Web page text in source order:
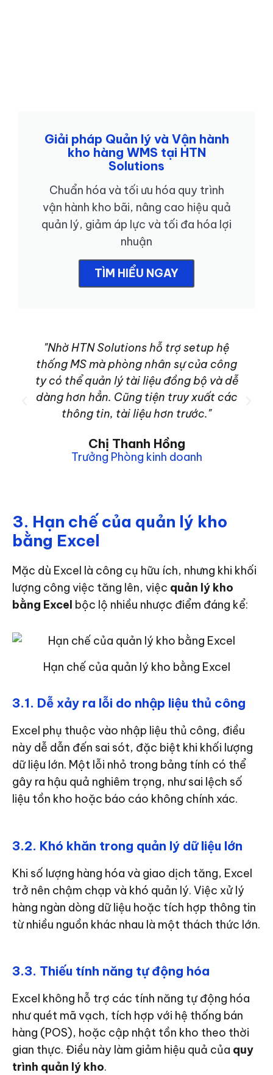
Giải pháp Quản lý và Vận hành
kho hàng WMS tại HTN
Solutions
Chuẩn hóa và tối ưu hóa quy trình
vận hành kho bãi, nâng cao hiệu quả
quản lý, giảm áp lực và tối đa hóa lợi
nhuận
TÌM HIỂU NGAY
"Nhờ HTN Solutions hỗ trợ setup hệ
thống MS mà phòng nhân sự của công
ty có thể quản lý tài liệu đồng bộ và dễ
dàng hơn hẳn. Cũng tiện truy xuất các
thông tin, tài liệu hơn trước."
Chị Thanh Hồng
Trưởng Phòng kinh doanh
Previous
3. Hạn chế của quản lý kho
bằng Excel
Mặc dù Excel là công cụ hữu ích, nhưng khi khối
lượng công việc tăng lên, việc quản lý kho
bằng Excel bộc lộ nhiều nhược điểm đáng kể:
Hạn chế của quản lý kho bằng Excel
3.1. Dễ xảy ra lỗi do nhập liệu thủ công
Excel phụ thuộc vào nhập liệu thủ công, điều
này dễ dẫn đến sai sót, đặc biệt khi khối lượng
dữ liệu lớn. Một lỗi nhỏ trong bảng tính có thể
gây ra hậu quả nghiêm trọng, như sai lệch số
liệu tồn kho hoặc báo cáo không chính xác.
3.2. Khó khăn trong quản lý dữ liệu lớn
Khi số lượng hàng hóa và giao dịch tăng, Excel
trở nên chậm chạp và khó quản lý. Việc xử lý
hàng ngàn dòng dữ liệu hoặc tích hợp thông tin
từ nhiều nguồn khác nhau là một thách thức lớn.
3.3. Thiếu tính năng tự động hóa
Excel không hỗ trợ các tính năng tự động hóa
như quét mã vạch, tích hợp với hệ thống bán
hàng (POS), hoặc cập nhật tồn kho theo thời
gian thực. Điều này làm giảm hiệu quả của quy
trình quản lý kho.